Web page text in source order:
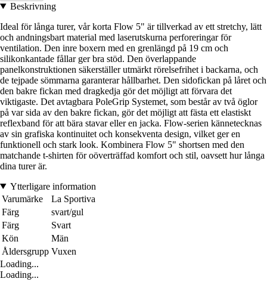
Beskrivning
Ideal för långa turer, vår korta Flow 5" är tillverkad av ett stretchy, lätt
och andningsbart material med laserutskurna perforeringar för
ventilation. Den inre boxern med en grenlängd på 19 cm och
silikonkantade fållar ger bra stöd. Den överlappande
panelkonstruktionen säkerställer utmärkt rörelsefrihet i backarna, och
de tejpade sömmarna garanterar hållbarhet. Den sidofickan på låret och
den bakre fickan med dragkedja gör det möjligt att förvara det
viktigaste. Det avtagbara PoleGrip Systemet, som består av två öglor
på var sida av den bakre fickan, gör det möjligt att fästa ett elastiskt
reflexband för att bära stavar eller en jacka. Flow-serien kännetecknas
av sin grafiska kontinuitet och konsekventa design, vilket ger en
funktionell och stark look. Kombinera Flow 5" shortsen med den
matchande t-shirten för oöverträffad komfort och stil, oavsett hur långa
dina turer är.
Ytterligare information
Varumärke
La Sportiva
Färg
svart/gul
Färg
Svart
Kön
Män
Åldersgrupp Vuxen
Loading...
Loading...